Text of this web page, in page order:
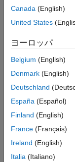
コンストラクターから直
参考
サブクラス コン
ターを明示的に
のコンストラク
パークラス コン
た、コンストラ
序で左から右の
ーを呼び出す順
ターを呼び出す
ークラス コンス
サブクラス コン
スの引数を指定
きます。詳細につ
コンストラクタ
Canada (English)
United States
ヨーロッパ
Belgium (English)
Denmark (English)
Deutschland
España (Español)
Finland (English)
France (Français)
Ireland (English)
Italia (Italiano)